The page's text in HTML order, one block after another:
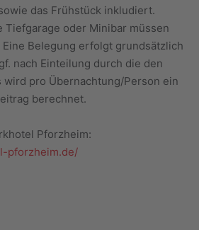
das Frühstück inkludiert.
Tiefgarage oder Minibar müssen
Belegung erfolgt grundsätzlich
nach Einteilung durch die den
wird pro Übernachtung/Person ein
berechnet.
Pforzheim:
pforzheim.de/